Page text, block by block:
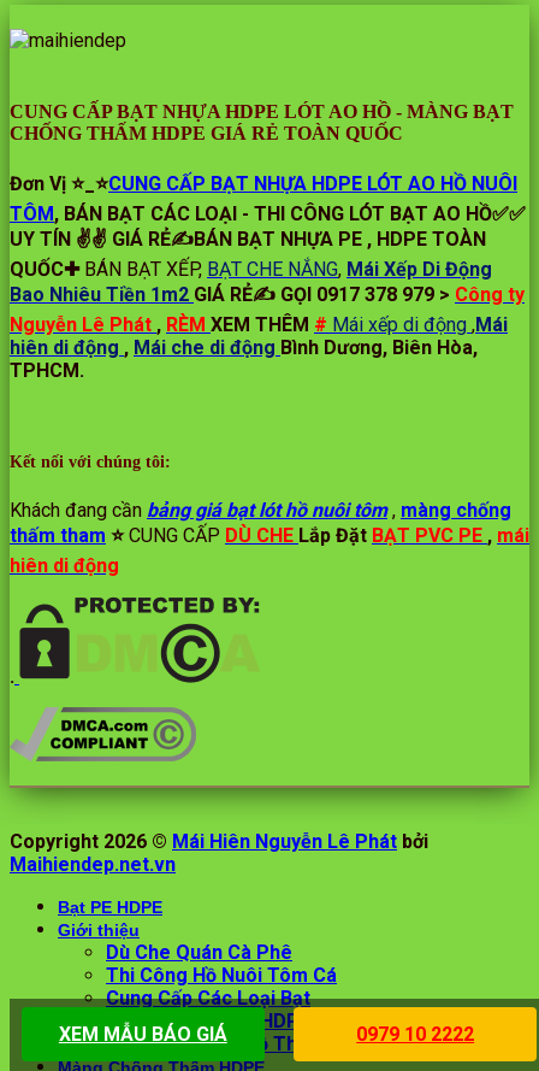
CUNG CẤP BẠT NHỰA HDPE LÓT AO HỒ - MÀNG BẠT
CHỐNG THẤM HDPE GIÁ RẺ TOÀN QUỐC
Đơn Vị ⭐️_⭐CUNG CẤP BẠT NHỰA HDPE LÓT AO HỒ NUÔI
TÔM, BÁN BẠT CÁC LOẠI - THI CÔNG LÓT BẠT AO HỒ✅✅
UY TÍN ✌✌ GIÁ RẺ✍BÁN BẠT NHỰA PE , HDPE TOÀN
QUỐC✚BÁN BẠT XẾP, BẠT CHE NẮNG, Mái Xếp Di Động
Bao Nhiêu Tiền 1m2 GIÁ RẺ✍ GỌI 0917 378 979 > Công ty
Nguyễn Lê Phát , RÈM XEM THÊM # Mái xếp di động ,Mái
hiên di động , Mái che di động Bình Dương, Biên Hòa,
TPHCM.
Kết nối với chúng tôi:
Khách đang cần bảng giá bạt lót hồ nuôi tôm, màng chống
thấm tham ⭐️CUNG CẤP DÙ CHE Lắp Đặt BẠT PVC PE , mái
hiên di động
.
Copyright 2026 © Mái Hiên Nguyễn Lê Phát bởi
Maihiendep.net.vn
Bạt PE HDPE
Giới thiệu
Dù Che Quán Cà Phê
Thi Công Hồ Nuôi Tôm Cá
Cung Cấp Các Loại Bạt
Bán Bạt Nhựa PE HDPE
Bán Bạt Lót Ao Hồ Thủy Sản
Màng Chống Thấm HDPE
XEM MẪU BÁO GIÁ 0979 10 2222